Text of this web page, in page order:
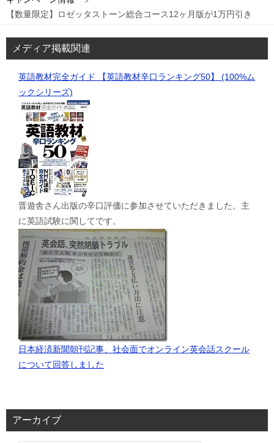
【数量限定】ロゼッタストーン総合コース12ヶ月版が1万円引き
メディア掲載関連
英語教材完全ガイド 【英語教材辛口ランキング50】 (100%ム
ックシリーズ)
晋遊舎さん出版の辛口評価に参加させていただきました。主
に英語試験に関してです。
日本経済新聞朝刊記事、社会面でオンライン英会話スクール
について回答しました
アーカイブ